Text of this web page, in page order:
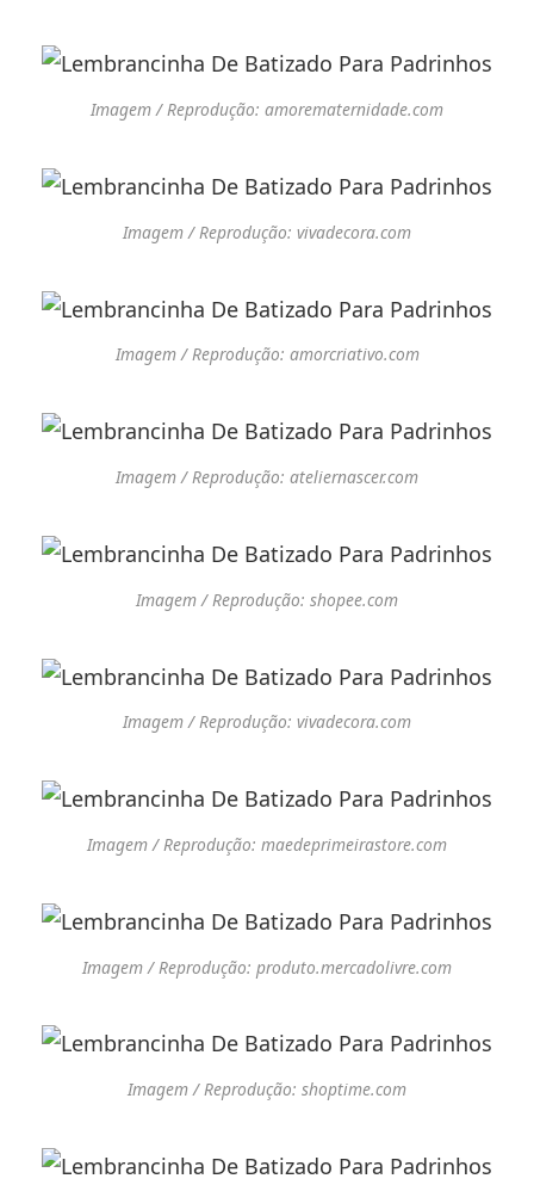
Imagem / Reprodução: amorematernidade.com
Imagem / Reprodução: vivadecora.com
Imagem / Reprodução: amorcriativo.com
Imagem / Reprodução: ateliernascer.com
Imagem / Reprodução: shopee.com
Imagem / Reprodução: vivadecora.com
Imagem / Reprodução: maedeprimeirastore.com
Imagem / Reprodução: produto.mercadolivre.com
Imagem / Reprodução: shoptime.com